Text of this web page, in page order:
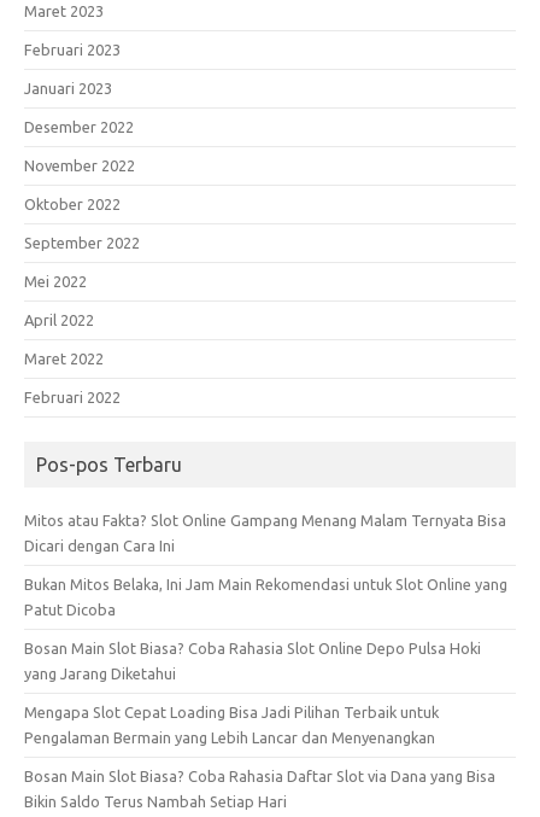
Maret 2023
Februari 2023
Januari 2023
Desember 2022
November 2022
Oktober 2022
September 2022
Mei 2022
April 2022
Maret 2022
Februari 2022
Pos-pos Terbaru
Mitos atau Fakta? Slot Online Gampang Menang Malam Ternyata Bisa
Dicari dengan Cara Ini
Bukan Mitos Belaka, Ini Jam Main Rekomendasi untuk Slot Online yang
Patut Dicoba
Bosan Main Slot Biasa? Coba Rahasia Slot Online Depo Pulsa Hoki
yang Jarang Diketahui
Mengapa Slot Cepat Loading Bisa Jadi Pilihan Terbaik untuk
Pengalaman Bermain yang Lebih Lancar dan Menyenangkan
Bosan Main Slot Biasa? Coba Rahasia Daftar Slot via Dana yang Bisa
Bikin Saldo Terus Nambah Setiap Hari